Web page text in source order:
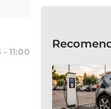
11:00